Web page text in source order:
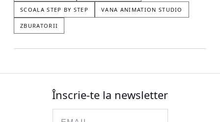
SCOALA STEP BY STEP VANA ANIMATION STUDIO
ZBURATORII
Înscrie-te la newsletter